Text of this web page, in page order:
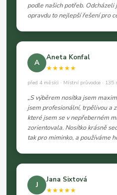
podle našich potřeb. Odcházeli
opravdu to nejlepší řešení pro
A
Aneta Konfal
★★★★★
před 4 měsíci · Místní průvodce · 135
„S výběrem nosítka jsem
jsem profesionální, trpělivou a
které jsem se v nepřeberném
zorientovala. Nosítko krásně
tak pro miminko, a používáme
J
Jana Sixtová
★★★★★